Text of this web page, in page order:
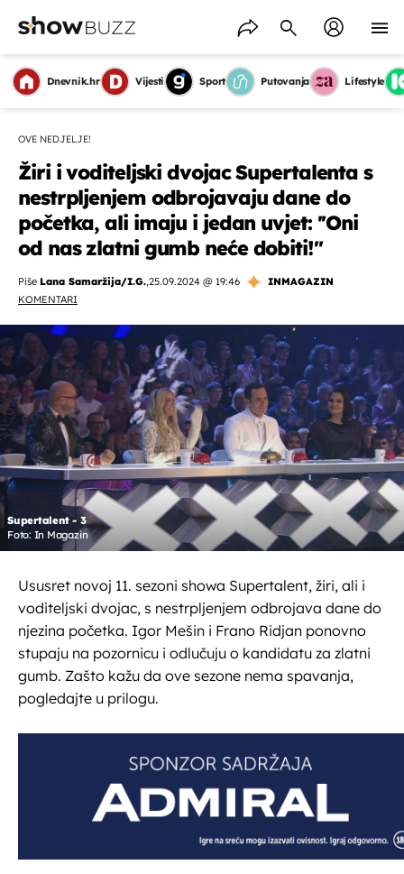
Dnevnik.hr Vijesti Sport Putovanja Lifestyle
OVE NEDJELJE!
Žiri i voditeljski dvojac Supertalenta s
nestrpljenjem odbrojavaju dane do
početka, ali imaju i jedan uvjet: ''Oni
od nas zlatni gumb neće dobiti!''
Piše Lana Samaržija/I.G.,25.09.2024 @ 19:46
INMAGAZIN
KOMENTARI
Supertalent - 3
Foto: In Magazin
Ususret novoj 11. sezoni showa Supertalent, žiri, ali i
voditeljski dvojac, s nestrpljenjem odbrojava dane do
njezina početka. Igor Mešin i Frano Ridjan ponovno
stupaju na pozornicu i odlučuju o kandidatu za zlatni
gumb. Zašto kažu da ove sezone nema spavanja,
pogledajte u prilogu.
OMOGUĆI OBAVIJESTI